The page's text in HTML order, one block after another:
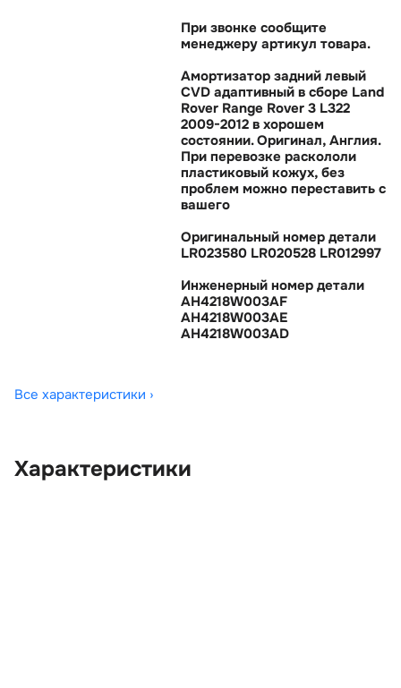
При звонке сообщите
менеджеру артикул товара.
Амортизатор задний левый
CVD адаптивный в сборе Land
Rover Range Rover 3 L322
2009-2012 в хорошем
состоянии. Оригинал, Англия.
При перевозке раскололи
пластиковый кожух, без
проблем можно переставить с
ашего
Оригинальный номер детали
LR023580 LR020528 LR012997
Инженерный номер детали
AH4218W003AF
AH4218W003AE
AH4218W003AD
Все характеристики ›
Характеристики